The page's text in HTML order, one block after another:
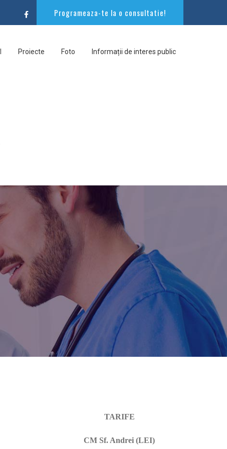
Programeaza-te la o consultatie!
Proiecte Foto Informații de interes public
TARIFE
CM Sf. Andrei (LEI)